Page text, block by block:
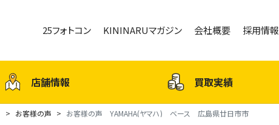
25フォトコン KININARUマガジン 会社概要 採用情報
店舗情報 買取実績
お客様の声 お客様の声 YAMAHA(ヤマハ) ベース 広島県廿日市市